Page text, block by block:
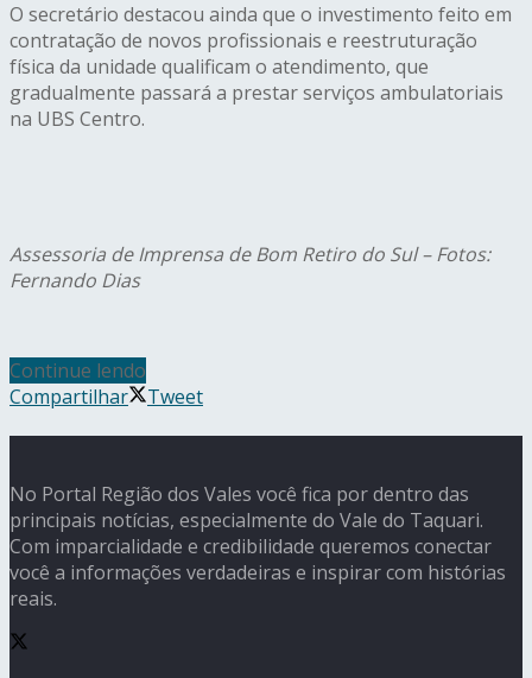
O secretário destacou ainda que o investimento feito em
contratação de novos profissionais e reestruturação
física da unidade qualificam o atendimento, que
gradualmente passará a prestar serviços ambulatoriais
na UBS Centro.
Assessoria de Imprensa de Bom Retiro do Sul – Fotos:
Fernando Dias
Continue lendo
Compartilhar
Tweet
No Portal Região dos Vales você fica por dentro das
principais notícias, especialmente do Vale do Taquari.
Com imparcialidade e credibilidade queremos conectar
você a informações verdadeiras e inspirar com histórias
reais.